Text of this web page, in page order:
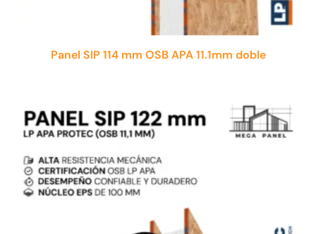
Panel SIP 114 mm OSB APA 11.1mm doble